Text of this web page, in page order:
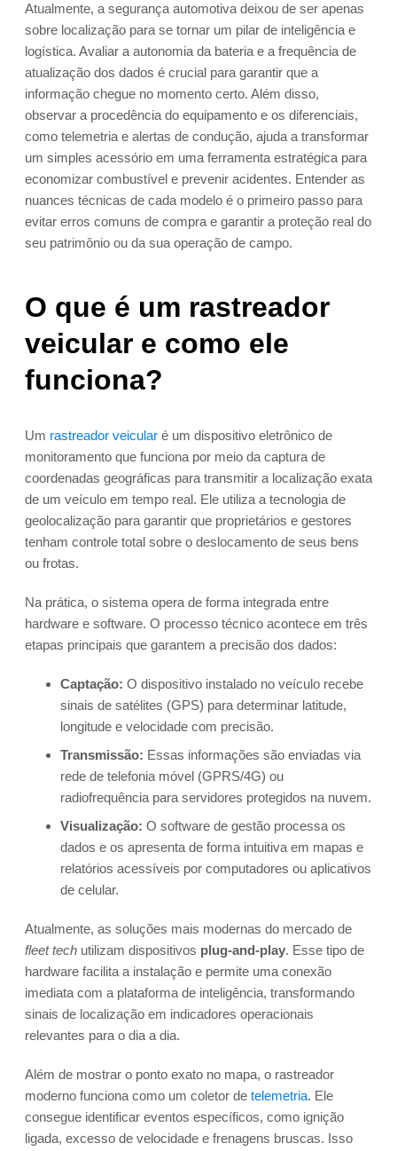
Atualmente, a segurança automotiva deixou de ser apenas
sobre localização para se tornar um pilar de inteligência e
logística. Avaliar a autonomia da bateria e a frequência de
atualização dos dados é crucial para garantir que a
informação chegue no momento certo. Além disso,
observar a procedência do equipamento e os diferenciais,
como telemetria e alertas de condução, ajuda a transformar
um simples acessório em uma ferramenta estratégica para
economizar combustível e prevenir acidentes. Entender as
nuances técnicas de cada modelo é o primeiro passo para
evitar erros comuns de compra e garantir a proteção real do
seu patrimônio ou da sua operação de campo.
O que é um rastreador
veicular e como ele
funciona?
Um rastreador veicular é um dispositivo eletrônico de
monitoramento que funciona por meio da captura de
coordenadas geográficas para transmitir a localização exata
de um veículo em tempo real. Ele utiliza a tecnologia de
geolocalização para garantir que proprietários e gestores
tenham controle total sobre o deslocamento de seus bens
ou frotas.
Na prática, o sistema opera de forma integrada entre
hardware e software. O processo técnico acontece em três
etapas principais que garantem a precisão dos dados:
Captação: O dispositivo instalado no veículo recebe
sinais de satélites (GPS) para determinar latitude,
longitude e velocidade com precisão.
Transmissão: Essas informações são enviadas via
rede de telefonia móvel (GPRS/4G) ou
radiofrequência para servidores protegidos na nuvem.
Visualização: O software de gestão processa os
dados e os apresenta de forma intuitiva em mapas e
relatórios acessíveis por computadores ou aplicativos
de celular.
Atualmente, as soluções mais modernas do mercado de
fleet tech utilizam dispositivos plug-and-play. Esse tipo de
hardware facilita a instalação e permite uma conexão
imediata com a plataforma de inteligência, transformando
sinais de localização em indicadores operacionais
relevantes para o dia a dia.
Além de mostrar o ponto exato no mapa, o rastreador
moderno funciona como um coletor de telemetria. Ele
consegue identificar eventos específicos, como ignição
ligada, excesso de velocidade e frenagens bruscas. Isso